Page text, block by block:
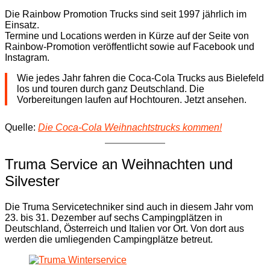
Die Rainbow Promotion Trucks sind seit 1997 jährlich im
Einsatz.
Termine und Locations werden in Kürze auf der Seite von
Rainbow-Promotion veröffentlicht sowie auf Facebook und
Instagram.
Wie jedes Jahr fahren die Coca-Cola Trucks aus Bielefeld
los und touren durch ganz Deutschland. Die
Vorbereitungen laufen auf Hochtouren. Jetzt ansehen.
Quelle: Die Coca-Cola Weihnachtstrucks kommen!
Truma Service an Weihnachten und
Silvester
Die Truma Servicetechniker sind auch in diesem Jahr vom
23. bis 31. Dezember auf sechs Campingplätzen in
Deutschland, Österreich und Italien vor Ort. Von dort aus
werden die umliegenden Campingplätze betreut.